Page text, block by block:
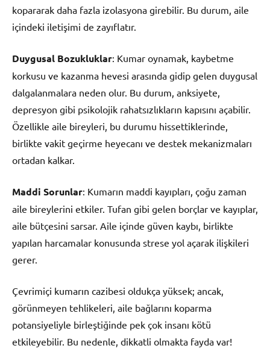
kopararak daha fazla izolasyona girebilir. Bu durum, aile
içindeki iletişimi de zayıflatır.
Duygusal Bozukluklar: Kumar oynamak, kaybetme
korkusu ve kazanma hevesi arasında gidip gelen duygusal
dalgalanmalara neden olur. Bu durum, anksiyete,
depresyon gibi psikolojik rahatsızlıkların kapısını açabilir.
Özellikle aile bireyleri, bu durumu hissettiklerinde,
birlikte vakit geçirme heyecanı ve destek mekanizmaları
ortadan kalkar.
Maddi Sorunlar: Kumarın maddi kayıpları, çoğu zaman
aile bireylerini etkiler. Tufan gibi gelen borçlar ve kayıplar,
aile bütçesini sarsar. Aile içinde güven kaybı, birlikte
yapılan harcamalar konusunda strese yol açarak ilişkileri
gerer.
Çevrimiçi kumarın cazibesi oldukça yüksek; ancak,
görünmeyen tehlikeleri, aile bağlarını koparma
potansiyeliyle birleştiğinde pek çok insanı kötü
etkileyebilir. Bu nedenle, dikkatli olmakta fayda var!